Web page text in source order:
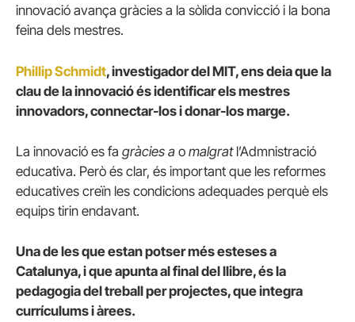
innovació avança gràcies a la sòlida convicció i la bona
feina dels mestres.
Phillip Schmidt, investigador del MIT, ens deia que la
clau de la innovació és identificar els mestres
innovadors, connectar-los i donar-los marge.
La innovació es fa gràcies a o malgratl’Admnistració
educativa. Però és clar, és important que les reformes
educatives creïn les condicions adequades perquè els
equips tirin endavant.
Una de les que estan potser més esteses a
Catalunya, i que apunta al final del llibre, és la
pedagogia del treball per projectes, que integra
currículums i àrees.